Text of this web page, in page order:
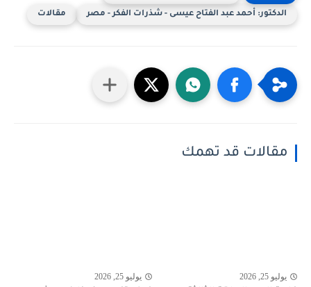
الدكتور: أحمد عبد الفتاح عيسى - شذرات الفكر - مصر مقالات
مقالات قد تهمك
يوليو 25, 2026 يوليو 25, 2026